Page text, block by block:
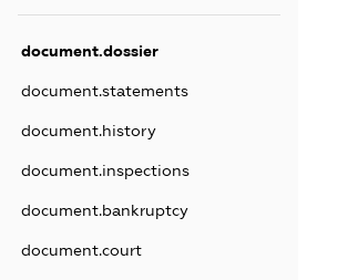
document.dossier
document.statements
document.history
document.inspections
document.bankruptcy
document.court